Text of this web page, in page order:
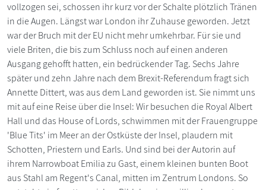
vollzogen sei, schossen ihr kurz vor der Schalte plötzlich Tränen
in die Augen. Längst war London ihr Zuhause geworden. Jetzt
war der Bruch mit der EU nicht mehr umkehrbar. Für sie und
viele Briten, die bis zum Schluss noch auf einen anderen
Ausgang gehofft hatten, ein bedrückender Tag. Sechs Jahre
später und zehn Jahre nach dem Brexit-Referendum fragt sich
Annette Dittert, was aus dem Land geworden ist. Sie nimmt uns
mit auf eine Reise über die Insel: Wir besuchen die Royal Albert
Hall und das House of Lords, schwimmen mit der Frauengruppe
'Blue Tits' im Meer an der Ostküste der Insel, plaudern mit
Schotten, Priestern und Earls. Und sind bei der Autorin auf
ihrem Narrowboat Emilia zu Gast, einem kleinen bunten Boot
aus Stahl am Regent's Canal, mitten im Zentrum Londons. So